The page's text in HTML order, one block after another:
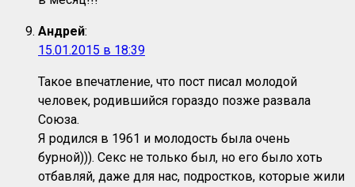
Андрей:
15.01.2015 в 18:39
Такое впечатление, что пост писал молодой
человек, родившийся гораздо позже развала
Союза.
Я родился в 1961 и молодость была очень
бурной))). Секс не только был, но его было хоть
отбавляй, даже для нас, подростков, которые жили